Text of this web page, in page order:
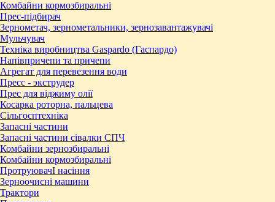
Комбайни кормозбиральні
Прес-підбирач
Зернометач, зернометальники, зернозавантажувачі
Мульчувач
Техніка виробництва Gaspardo (Гаспардо)
Напівпричепи та причепи
Агрегат для перевезення води
Пресc - экструдер
Прес для віджиму олії
Косарка роторна, пальцева
Сільгосптехніка
Запасні частини
Запасні частини сівалки СПЧ
Комбайни зернозбиральні
Комбайни кормозбиральні
ПротруювачІ насіння
Зерноочисні машини
Трактори